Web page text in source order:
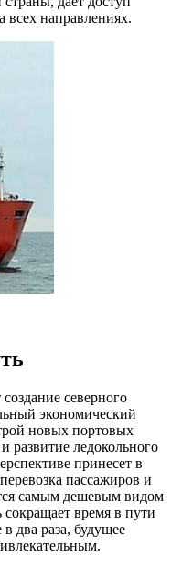
направлениях.
северного
экономический
новых портовых
развитие ледокольного
принесет в
пассажиров и
самым дешевым видом
время в пути
два раза, будущее